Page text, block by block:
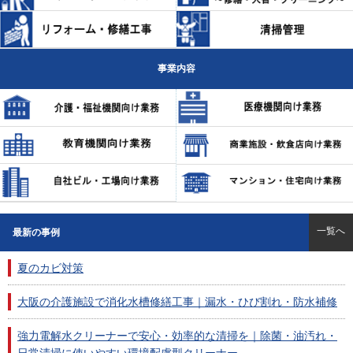
事業内容
最新の事例 一覧へ
夏のカビ対策
大阪の介護施設で消化水槽修繕工事｜漏水・ひび割れ・防水補修
強力電解水クリーナーで安心・効率的な清掃を｜除菌・油汚れ・